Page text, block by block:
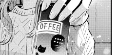
FOLLOW US